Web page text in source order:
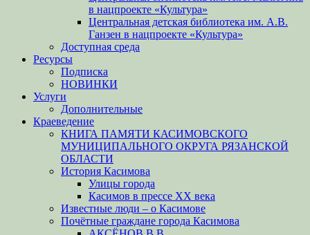
в нацпроекте «Культура»
Центральная детская библиотека им. А.В.
Ганзен в нацпроекте «Культура»
Доступная среда
Ресурсы
Подписка
НОВИНКИ
Услуги
Дополнительные
Краеведение
КНИГА ПАМЯТИ КАСИМОВСКОГО
МУНИЦИПАЛЬНОГО ОКРУГА РЯЗАНСКОЙ
ОБЛАСТИ
История Касимова
Улицы города
Касимов в прессе XX века
Известные люди – о Касимове
Почётные граждане города Касимова